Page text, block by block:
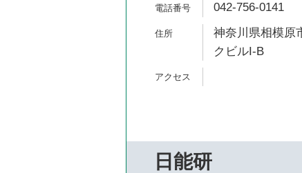
042-756-0141
神奈川県相模原
クビルI-B
日能研